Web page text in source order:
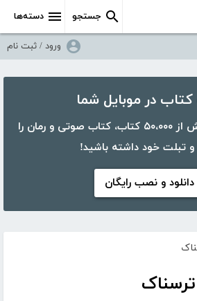
دسته‌ها جستجو
ورود / ثبت نام
با اپلیکیشن کتابراه، بیش از ۵۰،۰۰۰ کتاب، کتاب صوتی و رمان را
و تبلت خود داشته باشید!
دانلود و نصب رایگان